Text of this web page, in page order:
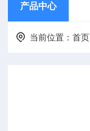
产品中心
当前位置：首页